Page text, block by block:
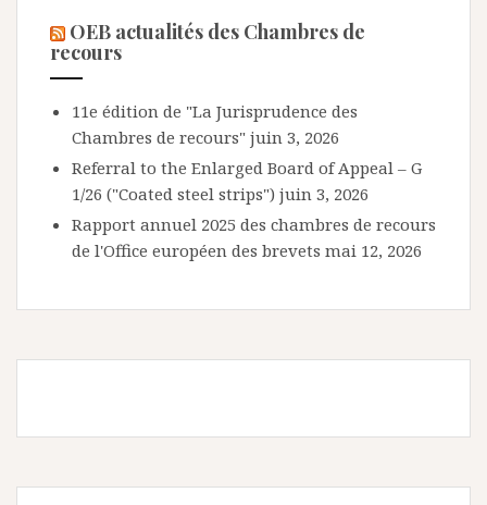
OEB actualités des Chambres de
recours
11e édition de "La Jurisprudence des
Chambres de recours" juin 3, 2026
Referral to the Enlarged Board of Appeal – G
1/26 ("Coated steel strips") juin 3, 2026
Rapport annuel 2025 des chambres de recours
de l'Office européen des brevets mai 12, 2026